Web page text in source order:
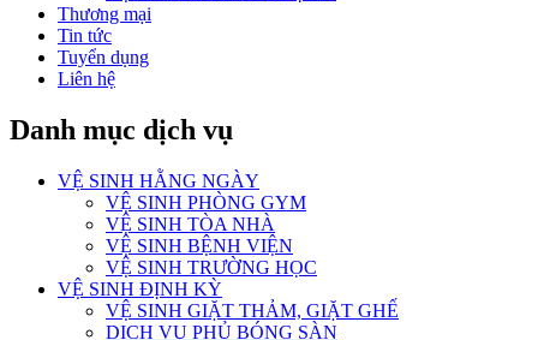
Thương mại
Tin tức
Tuyển dụng
Liên hệ
Danh mục dịch vụ
VỆ SINH HẰNG NGÀY
VỆ SINH PHÒNG GYM
VỆ SINH TÒA NHÀ
VỆ SINH BỆNH VIỆN
VỆ SINH TRƯỜNG HỌC
VỆ SINH ĐỊNH KỲ
VỆ SINH GIẶT THẢM, GIẶT GHẾ
DỊCH VỤ PHỦ BÓNG SÀN